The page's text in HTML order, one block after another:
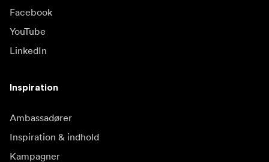
Facebook
YouTube
LinkedIn
Inspiration
Ambassadører
Inspiration & indhold
Kampagner